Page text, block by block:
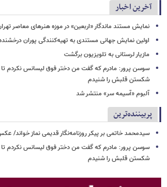
آخرین اخبار
نمایش مستند ماندگار «اربعین» در موزه هنرهای معاصر
اولین نمایش جهانی مستندی به تهیه‌کنندگی پوران
مازیار لرستانی به تلویزیون برگشت
سوسن پرور: مادرم که گفت من دختر فوق‌ لیسانس نکردم تا
شکستن قلبش را شنیدم
آلبوم «آسیمه سر» منتشر شد
پربیننده‌ترین
سیدمحمد خاتمی بر پیکر روزنامه‌نگار قدیمی نماز خواند/
سوسن پرور: مادرم که گفت من دختر فوق‌ لیسانس نکردم تا
شکستن قلبش را شنیدم